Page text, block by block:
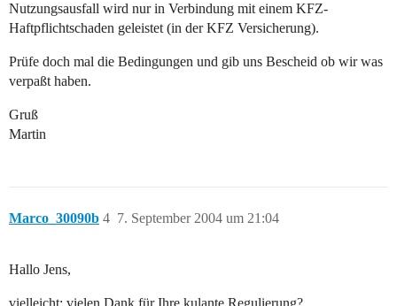
Nutzungsausfall wird nur in Verbindung mit einem KFZ-
Haftpflichtschaden geleistet (in der KFZ Versicherung).
Prüfe doch mal die Bedingungen und gib uns Bescheid ob wir was
verpaßt haben.
Gruß
Martin
Marco_30090b 7. September 2004 um 21:04
4
Hallo Jens,
vielleicht: vielen Dank für Ihre kulante Regulierung?